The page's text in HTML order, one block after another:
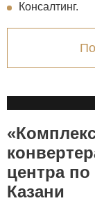
Консалтинг.
центра
Казани